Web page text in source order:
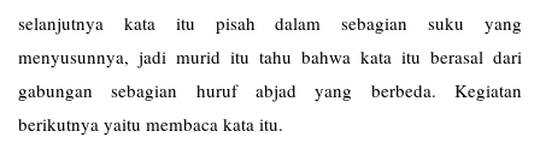
selanjutnya kata itu pisah dalam sebagian suku yang
menyusunnya, jadi murid itu tahu bahwa kata itu berasal dari
gabungan sebagian huruf abjad yang berbeda. Kegiatan
berikutnya yaitu membaca kata itu.